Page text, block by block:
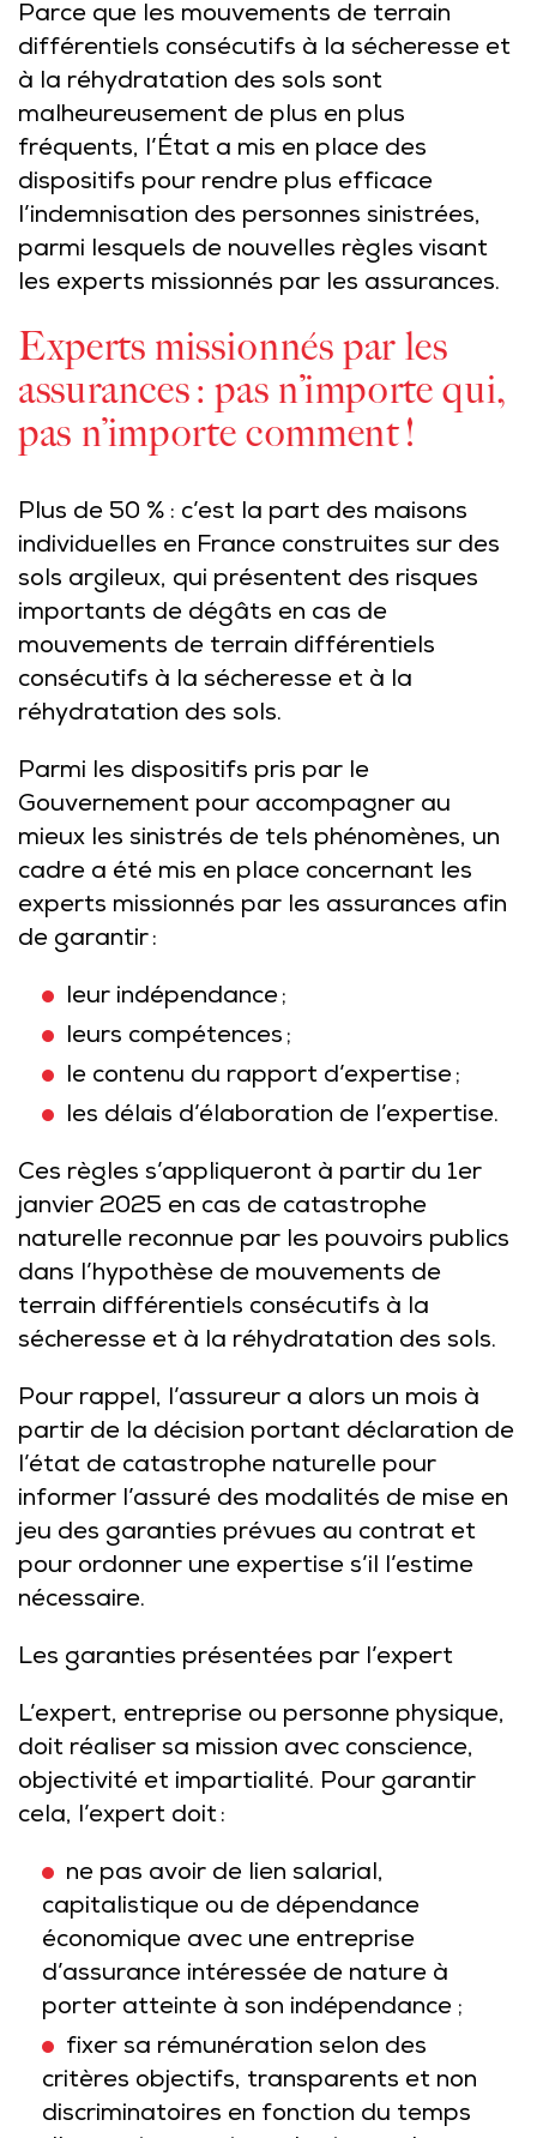
Parce que les mouvements de terrain
différentiels consécutifs à la sécheresse et
à la réhydratation des sols sont
malheureusement de plus en plus
fréquents, l’État a mis en place des
dispositifs pour rendre plus efficace
l’indemnisation des personnes sinistrées,
parmi lesquels de nouvelles règles visant
les experts missionnés par les assurances.
Experts missionnés par les
assurances : pas n’importe qui,
pas n’importe comment !
Plus de 50 % : c’est la part des maisons
individuelles en France construites sur des
sols argileux, qui présentent des risques
importants de dégâts en cas de
mouvements de terrain différentiels
consécutifs à la sécheresse et à la
réhydratation des sols.
Parmi les dispositifs pris par le
Gouvernement pour accompagner au
mieux les sinistrés de tels phénomènes, un
cadre a été mis en place concernant les
experts missionnés par les assurances afin
de garantir :
leur indépendance ;
leurs compétences ;
le contenu du rapport d’expertise ;
les délais d’élaboration de l’expertise.
Ces règles s’appliqueront à partir du 1er
janvier 2025 en cas de catastrophe
naturelle reconnue par les pouvoirs publics
dans l’hypothèse de mouvements de
terrain différentiels consécutifs à la
sécheresse et à la réhydratation des sols.
Pour rappel, l’assureur a alors un mois à
partir de la décision portant déclaration de
l’état de catastrophe naturelle pour
informer l’assuré des modalités de mise en
jeu des garanties prévues au contrat et
pour ordonner une expertise s’il l’estime
nécessaire.
Les garanties présentées par l’expert
L’expert, entreprise ou personne physique,
doit réaliser sa mission avec conscience,
objectivité et impartialité. Pour garantir
cela, l’expert doit :
ne pas avoir de lien salarial,
capitalistique ou de dépendance
économique avec une entreprise
d’assurance intéressée de nature à
porter atteinte à son indépendance ;
fixer sa rémunération selon des
critères objectifs, transparents et non
discriminatoires en fonction du temps